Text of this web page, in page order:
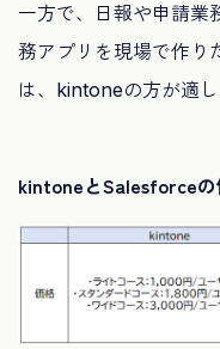
一方で、日報や申請業
務アプリを現場で作り
は、kintoneの方が適し
kintoneとSalesforce